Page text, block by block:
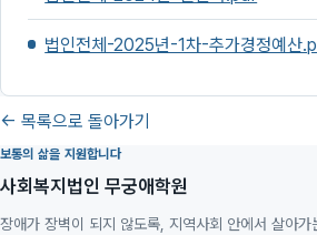
법인전체-2025년-1차-추가경정예산
← 목록으로 돌아가기
보통의 삶을 지원합니다
사회복지법인 무궁애학원
장애가 장벽이 되지 않도록, 지역사회 안에서 살아가